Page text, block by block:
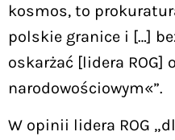
kosmos, to
polskie granice i […]
oskarżać [lidera ROG]
narodowościowym«”.
W opinii lidera ROG